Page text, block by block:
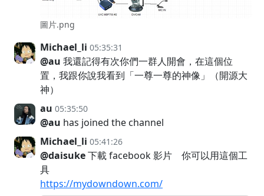
圖片.png
Michael_li 05:35:31
@au 我還記得有次你們一群人開會，在這個位
置，我跟你說我看到「一尊一尊的神像」（開源大
神）
au 05:35:50
@au has joined the channel
Michael_li 05:41:26
@daisuke下載 facebook 影片 你可以用這個工
具
https://mydowndown.com/